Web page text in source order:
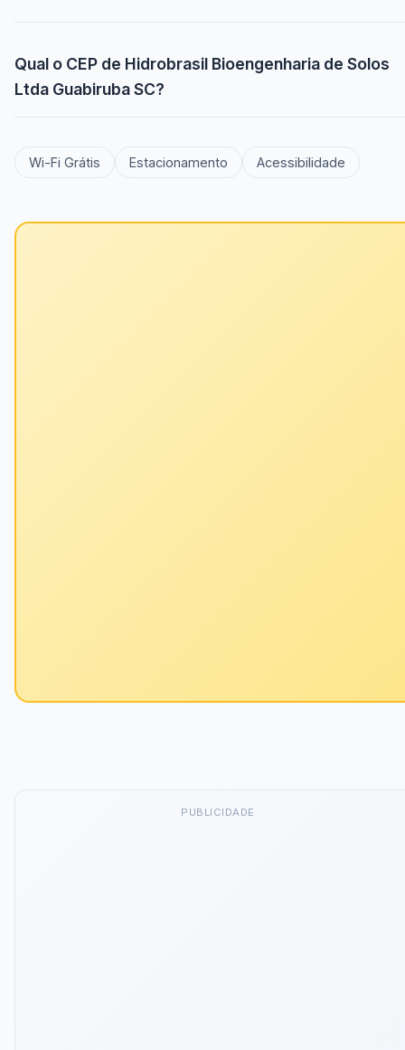
Qual o CEP de Hidrobrasil Bioengenharia de Solos
Ltda Guabiruba SC?
Wi-Fi Grátis Estacionamento Acessibilidade
PUBLICIDADE